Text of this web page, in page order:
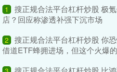
1
搜正规合法平台杠杆炒股 极
店？回应称渗透补强下沉市场
2
搜正规合法平台杠杆炒股 你
借道ETF蜂拥进场，但这个火爆